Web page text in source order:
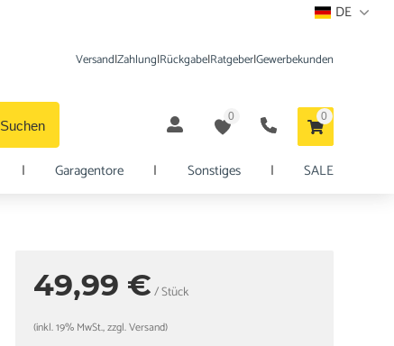
DE
Suchen
Versand|Zahlung|Rückgabe|Ratgeber|Gewerbekunden
0 0
| Garagentore | Sonstiges | SALE
49,99 €/ Stück
(inkl. 19% MwSt., zzgl. Versand)